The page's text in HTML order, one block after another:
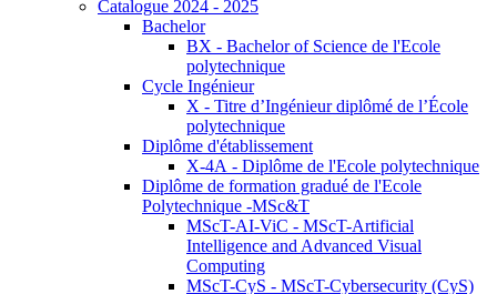
Catalogue 2024 - 2025
Bachelor
BX - Bachelor of Science de l'Ecole
polytechnique
Cycle Ingénieur
X - Titre d’Ingénieur diplômé de l’École
polytechnique
Diplôme d'établissement
X-4A - Diplôme de l'Ecole polytechnique
Diplôme de formation gradué de l'Ecole
Polytechnique -MSc&T
MScT-AI-ViC - MScT-Artificial
Intelligence and Advanced Visual
Computing
MScT-CyS - MScT-Cybersecurity (CyS)